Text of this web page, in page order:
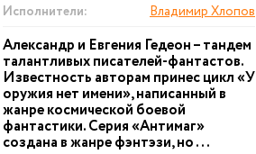
Исполнители:
Владимир Хлопов
Александр и Евгения Гедеон – тандем
талантливых писателей-фантастов.
Известность авторам принес цикл «У
оружия нет имени», написанный в
жанре космической боевой
фантастики. Серия «Антимаг»
создана в жанре фэнтэзи, но ...